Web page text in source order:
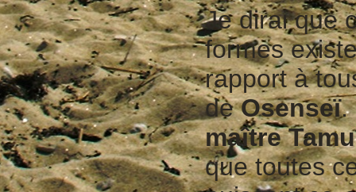
Je dirai que
formes
rapport à
deOsenseï.
maître
que toutes